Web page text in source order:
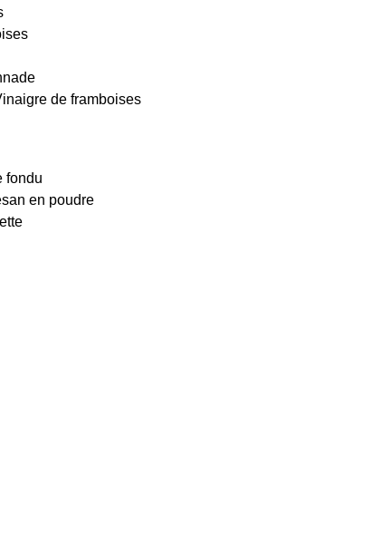
de framboises
fondu
en poudre